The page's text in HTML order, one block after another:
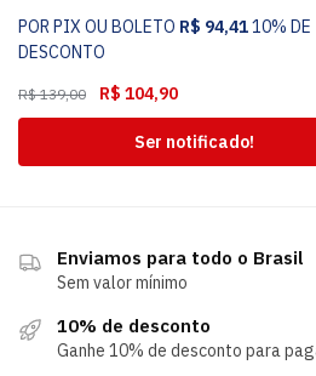
POR PIX OU BOLETO R$ 94,4110% DE
DESCONTO
R$139,00 R$ 104,90
Ser notificado!
Enviamos para todo o Brasil
Sem valor mínimo
10% de desconto
Ganhe 10% de desconto para